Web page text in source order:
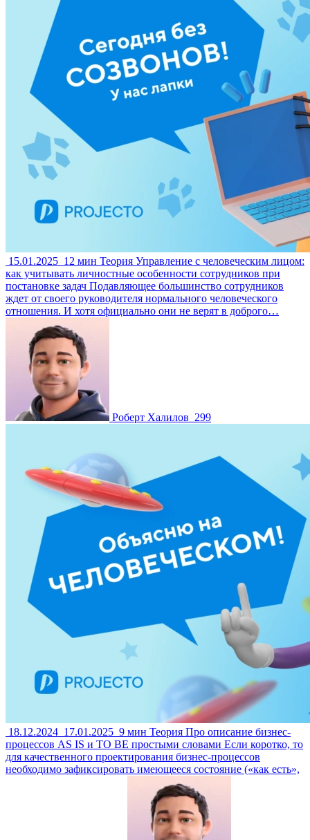
15.01.2025 12 мин Теория Управление с человеческим лицом:
как учитывать личностные особенности сотрудников при
постановке задач Подавляющее большинство сотрудников
ждет от своего руководителя нормального человеческого
отношения. И хотя официально они не верят в доброго…
Роберт Халилов 299
18.12.2024 17.01.2025 9 мин Теория Про описание бизнес-
процессов AS IS и TO BE простыми словами Если коротко, то
для качественного проектирования бизнес-процессов
необходимо зафиксировать имеющееся состояние («как есть»,